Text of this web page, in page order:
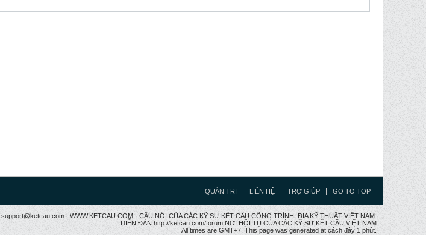
QUẢN TRỊ LIÊN HỆ TRỢ GIÚP GO TO TOP
| WWW.KETCAU.COM - CẦU NỐI CỦA CÁC KỸ SƯ KẾT CẤU CÔNG TRÌNH, ĐỊA KỸ THUẬT VIỆT NAM.
DIỄN ĐÀN http://ketcau.com/forum NƠI HỘI TỤ CỦA CÁC KỸ SƯ KẾT CÂU VIỆT NAM
All times are GMT+7. This page was generated at cách đây 1 phút.